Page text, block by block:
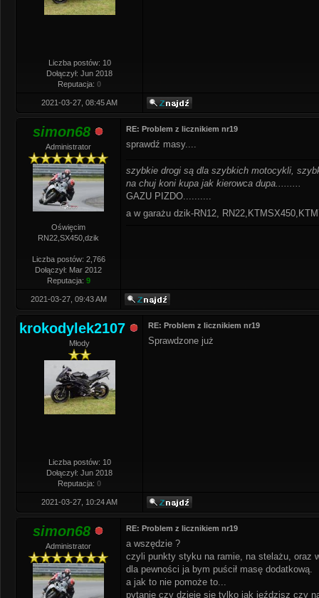
Liczba postów: 10
Dołączył: Jun 2018
Reputacja: 0
2021-03-27, 08:45 AM
simon68
Administrator
Oświęcim
RN22,SX450,dzik
Liczba postów: 2,766
Dołączył: Mar 2012
Reputacja: 9
RE: Problem z licznikiem nr19
sprawdź masy....
szybkie drogi są dla szybkich motocykli,
na chuj koni kupa jak kierowca dupa.........
GAZU PIZDO..........
a w garażu dzik-RN12,
2021-03-27, 09:43 AM
krokodylek2107
Młody
Liczba postów: 10
Dołączył: Jun 2018
Reputacja: 0
RE: Problem z licznikiem nr19
Sprawdzone już
2021-03-27, 10:24 AM
simon68
Administrator
RE: Problem z licznikiem nr19
a wszędzie ?
czyli punkty styku na ramie, na stelażu, oraz
dla pewności ja bym puścił masę dodatkową.
a jak to nie pomoże to...
pytanie czy dzieje się tylko jak jeździsz czy